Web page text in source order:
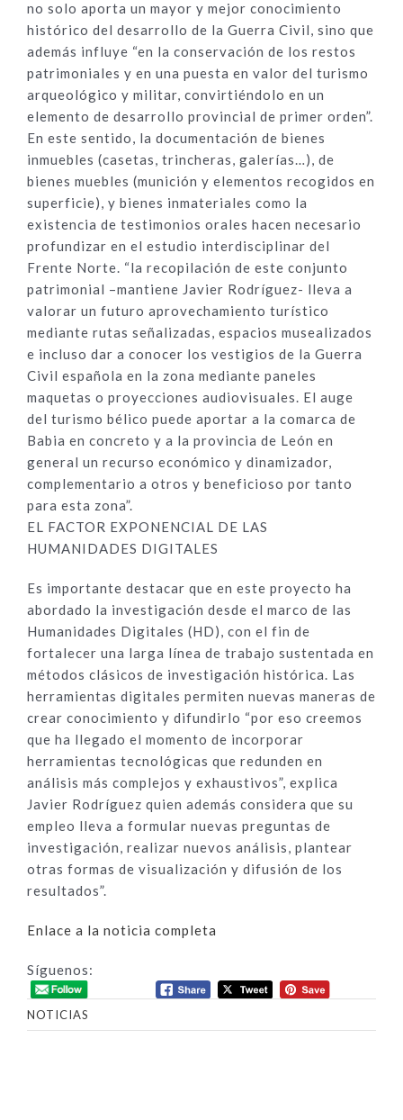
no solo aporta un mayor y mejor conocimiento
histórico del desarrollo de la Guerra Civil, sino que
además influye “en la conservación de los restos
patrimoniales y en una puesta en valor del turismo
arqueológico y militar, convirtiéndolo en un
elemento de desarrollo provincial de primer orden”.
En este sentido, la documentación de bienes
inmuebles (casetas, trincheras, galerías…), de
bienes muebles (munición y elementos recogidos en
superficie), y bienes inmateriales como la
existencia de testimonios orales hacen necesario
profundizar en el estudio interdisciplinar del
Frente Norte. “la recopilación de este conjunto
patrimonial –mantiene Javier Rodríguez- lleva a
valorar un futuro aprovechamiento turístico
mediante rutas señalizadas, espacios musealizados
e incluso dar a conocer los vestigios de la Guerra
Civil española en la zona mediante paneles
maquetas o proyecciones audiovisuales. El auge
del turismo bélico puede aportar a la comarca de
Babia en concreto y a la provincia de León en
general un recurso económico y dinamizador,
complementario a otros y beneficioso por tanto
para esta zona”.
EL FACTOR EXPONENCIAL DE LAS
HUMANIDADES DIGITALES
Es importante destacar que en este proyecto ha
abordado la investigación desde el marco de las
Humanidades Digitales (HD), con el fin de
fortalecer una larga línea de trabajo sustentada en
métodos clásicos de investigación histórica. Las
herramientas digitales permiten nuevas maneras de
crear conocimiento y difundirlo “por eso creemos
que ha llegado el momento de incorporar
herramientas tecnológicas que redunden en
análisis más complejos y exhaustivos”, explica
Javier Rodríguez quien además considera que su
empleo lleva a formular nuevas preguntas de
investigación, realizar nuevos análisis, plantear
otras formas de visualización y difusión de los
resultados”.
Enlace a la noticia completa
Síguenos:
NOTICIAS